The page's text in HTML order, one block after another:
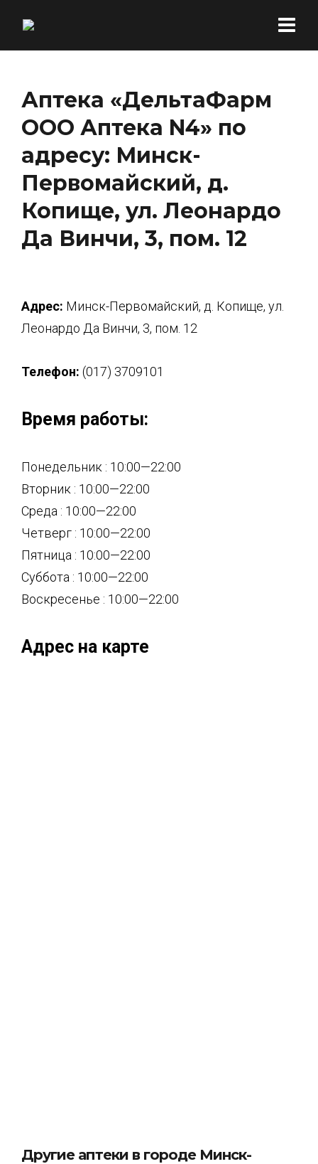
Аптека «ДельтаФарм
ООО Аптека N4» по
адресу: Минск-
Первомайский, д.
Копище, ул. Леонардо
Да Винчи, 3, пом. 12
Адрес: Минск-Первомайский, д. Копище, ул.
Леонардо Да Винчи, 3, пом. 12
Телефон: (017) 3709101
Время работы:
Понедельник : 10:00—22:00
Вторник : 10:00—22:00
Среда : 10:00—22:00
Четверг : 10:00—22:00
Пятница : 10:00—22:00
Суббота : 10:00—22:00
Воскресенье : 10:00—22:00
Адрес на карте
Другие аптеки в городе Минск-